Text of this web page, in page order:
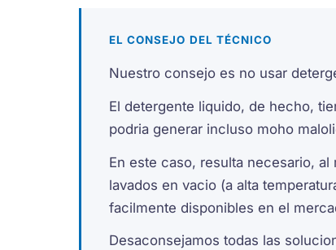
EL CONSEJO DEL TÉCNICO
Nuestro consejo es no usar
El detergente liquido, de hecho,
podria generar incluso moho
En este caso, resulta necesario,
lavados en vacio (a alta
facilmente disponibles en el
Desaconsejamos todas las